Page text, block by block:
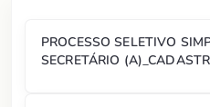
PROCESSO SELETIVO
SECRETÁRIO